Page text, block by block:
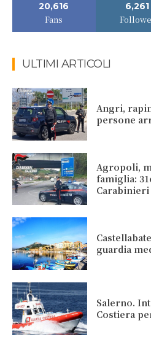
20,616
Fans
6,261
ULTIMI ARTICOLI
Angri,
persone
Agropoli,
famiglia:
Carabinieri
guardia
Salerno.
Costiera